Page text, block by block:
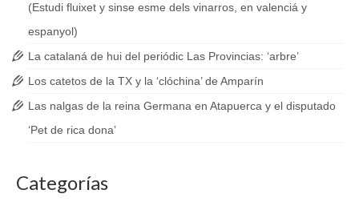
(Estudi fluixet y sinse esme dels vinarros, en valenciá y
espanyol)
La catalaná de hui del periódic Las Provincias: ‘arbre’
Los catetos de la TX y la ‘clóchina’ de Amparín
Las nalgas de la reina Germana en Atapuerca y el disputado
‘Pet de rica dona’
Categorías